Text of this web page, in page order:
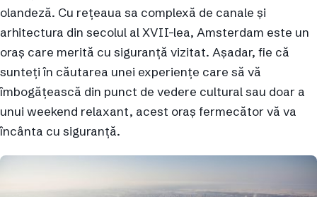
olandeză. Cu rețeaua sa complexă de canale și
arhitectura din secolul al XVII-lea, Amsterdam este un
oraș care merită cu siguranță vizitat. Așadar, fie că
sunteți în căutarea unei experiențe care să vă
îmbogățească din punct de vedere cultural sau doar a
unui weekend relaxant, acest oraș fermecător vă va
încânta cu siguranță.